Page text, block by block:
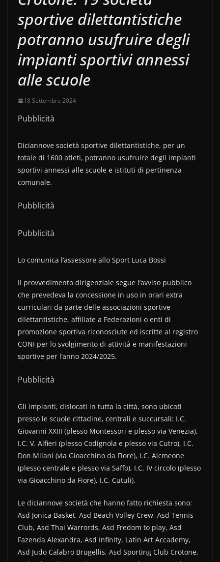
sportive dilettantistiche
potranno usufruire degli
impianti sportivi annessi
alle scuole
18 Settembre 2024
Pubblicità
Diciannove società sportive dilettantistiche, per un
totale di 1600 atleti, potranno usufruire degli impianti
sportivi annessi alle scuole e istituti di pertinenza
comunale.
Pubblicità
Pubblicità
Lo comunica l’assessore allo Sport Luca Bossi
Il provvedimento dirigenziale segue l’avviso pubblico
che prevedeva la concessione in uso in orari extra
curriculari da parte delle associazioni sportive
dilettantistiche, affiliate a Federazioni o enti di
promozione sportiva riconosciute ed iscritte al registro
CONI per lo svolgimento di attività e manifestazioni
sportive per l’anno 2024/2025.
Pubblicità
Gli impianti, dislocati in tutta la città, sono ubicati
presso le scuole cittadine, centrali e succursali: I.C.
Giovanni XXIII (plesso Montessori e plesso via Venezia),
I.C. V. Alfieri (plesso Codignola e plesso via Cutro), I.C.
Don Milani (via Gioacchino da Fiore), I.C. Alcmeone
(plesso centrale e plesso via Saffo), I.C. IV circolo (plesso
via Gioacchino da Fiore), I.C. Cutuli).
Le diciannove società che hanno fatto richiesta sono:
Asd Jonica Basket, Asd Beach Volley Crew, Asd Tennis
Club, Asd Thai Warrords, Asd Fredom to play, Asd
Fazenda Alexandra, Asd Infinity, Latin Art Accademy,
Asd Judo Calabro Brugellis, Asd Sporting Club Crotone,